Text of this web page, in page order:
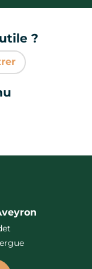
?
(nouvelle
/ Twitter (nouvelle
WhatsApp
par mail